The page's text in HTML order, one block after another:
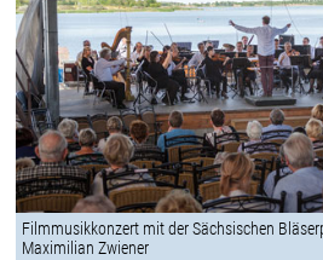
Filmmusikkonzert mit der Sächsischen
Maximilian Zwiener